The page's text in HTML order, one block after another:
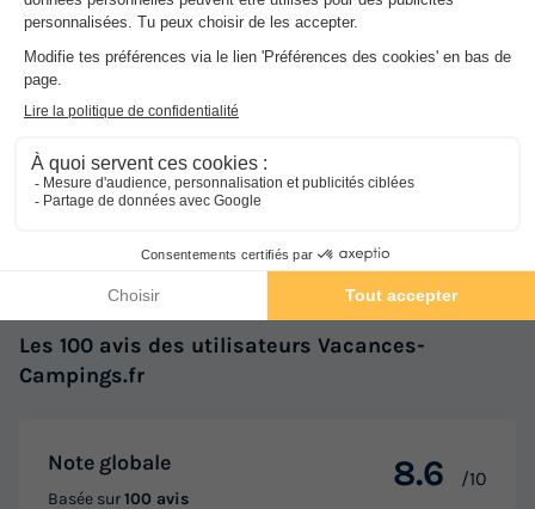
équipements, divers
Avis sur Camping Les Chevrets
Avis clients
Les 100 avis des utilisateurs Vacances-
Campings.fr
Note globale
Basée sur100 avis
8.6 /10